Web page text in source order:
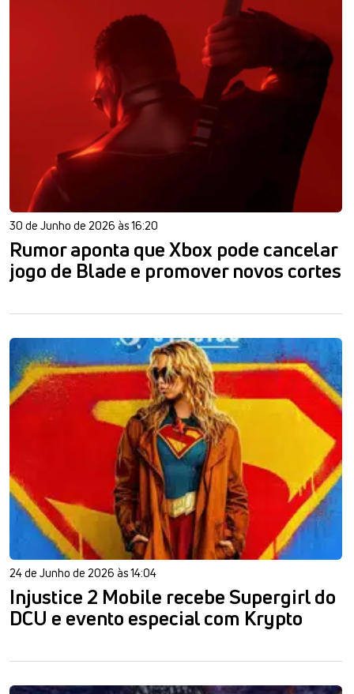
30 de Junho de 2026 às 16:20
Rumor aponta que Xbox pode cancelar
jogo de Blade e promover novos cortes
24 de Junho de 2026 às 14:04
Injustice 2 Mobile recebe Supergirl do
DCU e evento especial com Krypto